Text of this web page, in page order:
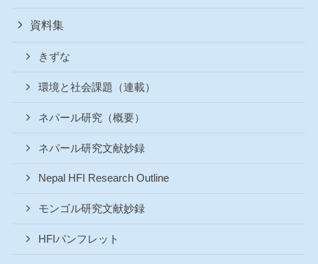
資料集
きずな
環境と社会課題（連載）
ネパール研究（概要）
ネパール研究文献妙録
Nepal HFI Research Outline
モンゴル研究文献妙録
HFIパンフレット